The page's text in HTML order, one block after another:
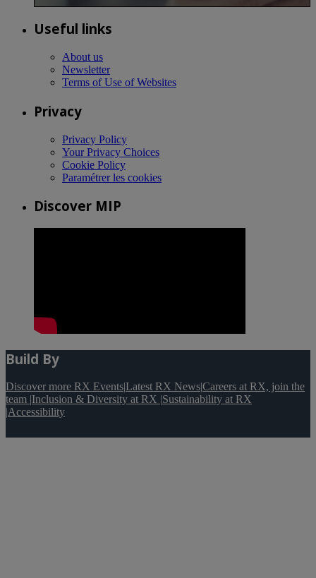
Useful links
About us
Newsletter
Terms of Use of Websites
Privacy
Privacy Policy
Your Privacy Choices
Cookie Policy
Paramétrer les cookies
Discover MIP
Build By
Discover more RX Events|Latest RX News|Careers at RX, join the
team |Inclusion & Diversity at RX |Sustainability at RX
|Accessibility